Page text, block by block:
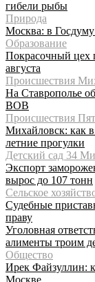
гибели рыбы
Природа
Москва: в
Образование
Покрасочный цех
августа
Происшествия
На Ставрополье
ВОВ
Происшествия
Михайловск: как
летние прогулки
Детский сад 34
Экспорт
вырос до 107 тонн
Сельское
Судебные
праву
Уголовная
алименты троим
Общество
Ирек Файзуллин:
Москве